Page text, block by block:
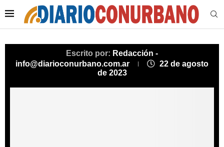
Escrito por: Redacción -
info@diarioconurbano.com.ar
22 de agosto
de 2023